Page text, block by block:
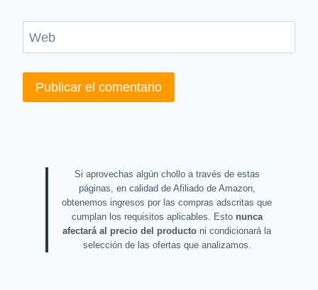
Web
Si aprovechas algún chollo a través de estas
páginas, en calidad de Afiliado de Amazon,
obtenemos ingresos por las compras adscritas que
cumplan los requisitos aplicables. Esto nunca
afectará al precio del producto ni condicionará la
selección de las ofertas que analizamos.